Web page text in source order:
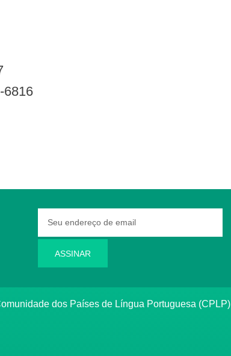
6816
ASSINAR
dos Países de Língua Portuguesa (CPLP)